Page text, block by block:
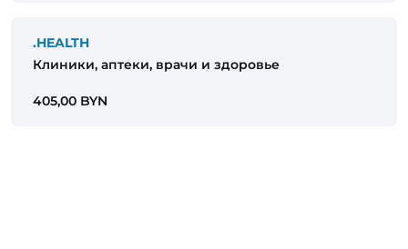
.HEALTH
Клиники, аптеки, врачи и здоровье
405,00 BYN